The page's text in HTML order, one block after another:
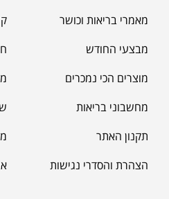
מאמרי בריאות וכושר
מבצעי החודש
מוצרים הכי נמכרים
מחשבוני בריאות
תקנון האתר
הצהרת והסדרי נגישות